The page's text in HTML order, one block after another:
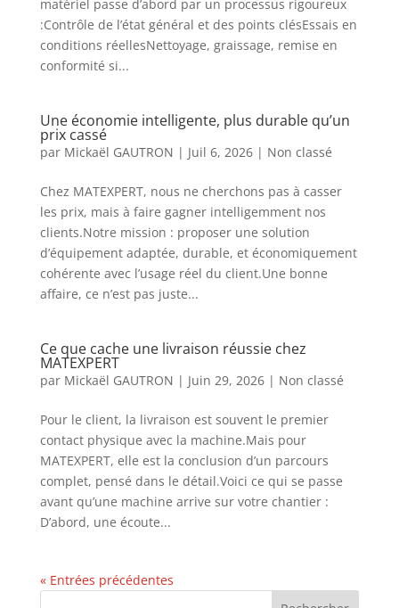
matériel passe d’abord par un processus rigoureux
:Contrôle de l’état général et des points clésEssais en
conditions réellesNettoyage, graissage, remise en
conformité si...
Une économie intelligente, plus durable qu’un
prix cassé
par Mickaël GAUTRON | Juil 6, 2026| Non classé
Chez MATEXPERT, nous ne cherchons pas à casser
les prix, mais à faire gagner intelligemment nos
clients.Notre mission : proposer une solution
d’équipement adaptée, durable, et économiquement
cohérente avec l’usage réel du client.Une bonne
affaire, ce n’est pas juste...
Ce que cache une livraison réussie chez
MATEXPERT
par Mickaël GAUTRON | Juin 29, 2026| Non classé
Pour le client, la livraison est souvent le premier
contact physique avec la machine.Mais pour
MATEXPERT, elle est la conclusion d’un parcours
complet, pensé dans le détail.Voici ce qui se passe
avant qu’une machine arrive sur votre chantier :
D’abord, une écoute...
« Entrées précédentes